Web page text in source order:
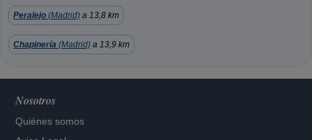
Peralejo (Madrid) a 13,8 km
Chapinería (Madrid) a 13,9 km
Nosotros
Quiénes somos